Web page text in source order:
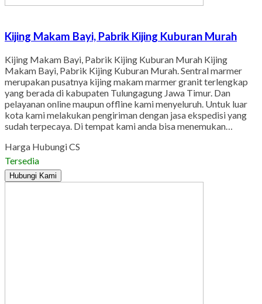
Kijing Makam Bayi, Pabrik Kijing Kuburan Murah
Kijing Makam Bayi, Pabrik Kijing Kuburan Murah Kijing
Makam Bayi, Pabrik Kijing Kuburan Murah. Sentral marmer
merupakan pusatnya kijing makam marmer granit terlengkap
yang berada di kabupaten Tulungagung Jawa Timur. Dan
pelayanan online maupun offline kami menyeluruh. Untuk luar
kota kami melakukan pengiriman dengan jasa ekspedisi yang
sudah terpecaya. Di tempat kami anda bisa menemukan…
Harga Hubungi CS
Tersedia
Hubungi Kami